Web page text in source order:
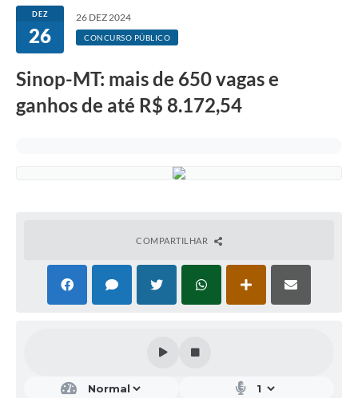
DEZ
26
26 DEZ 2024
CONCURSO PÚBLICO
Sinop-MT: mais de 650 vagas e
ganhos de até R$ 8.172,54
COMPARTILHAR